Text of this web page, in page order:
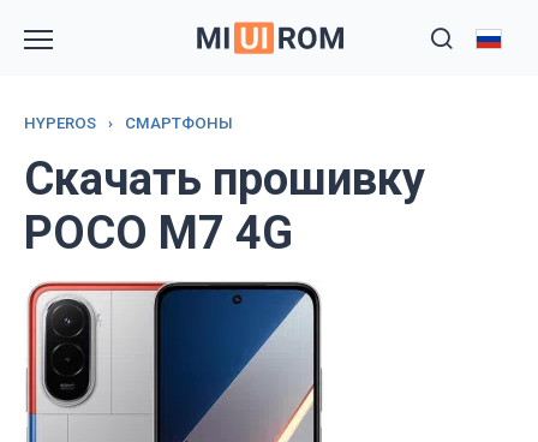
HYPEROS › СМАРТФОНЫ
Скачать прошивку
POCO M7 4G